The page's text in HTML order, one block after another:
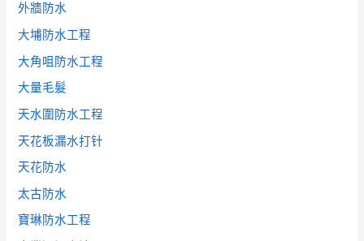
外牆防水
大埔防水工程
大角咀防水工程
大量毛髮
天水圍防水工程
天花板漏水打针
天花防水
太古防水
寶琳防水工程